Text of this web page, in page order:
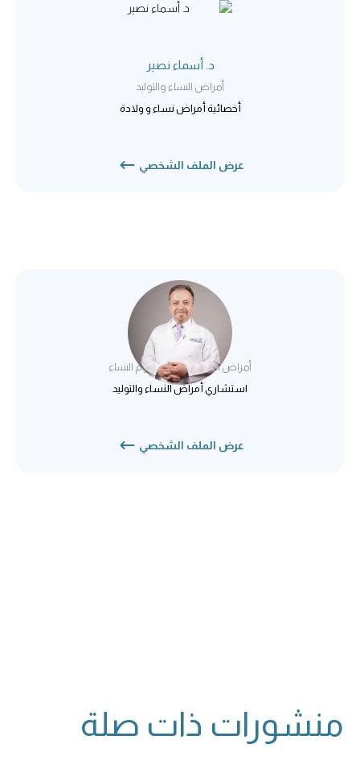
د. أسماء نصير
أمراض النساء والتوليد
أخصائية أمراض نساء و ولادة
عرض الملف الشخصي
د. محمد نايف
أمراض النساء والتوليد / أورام النساء
استشاري أمراض النساء والتوليد
عرض الملف الشخصي
منشورات ذات صلة